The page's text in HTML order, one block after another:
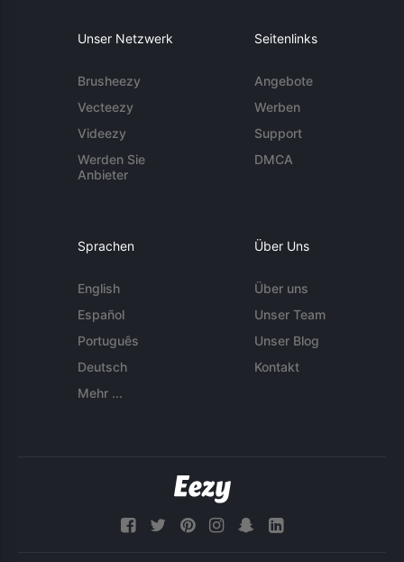
Unser Netzwerk
Brusheezy
Vecteezy
Videezy
Werden Sie
Anbieter
Seitenlinks
Angebote
Werben
Support
DMCA
Sprachen
English
Español
Português
Deutsch
Mehr ...
Über Uns
Über uns
Unser Team
Unser Blog
Kontakt